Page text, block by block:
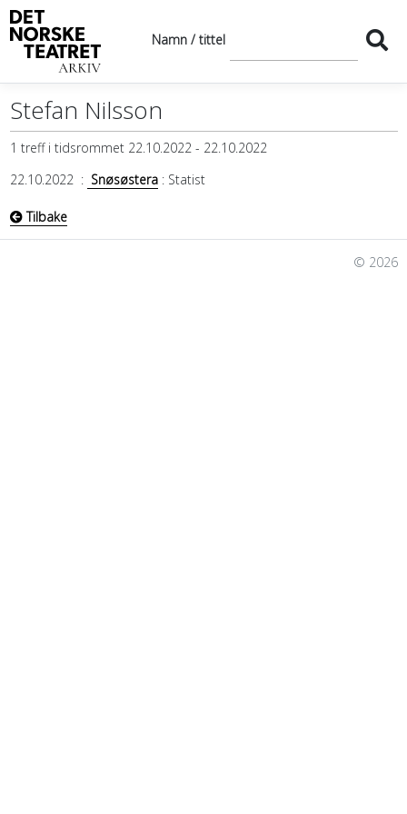
Namn / tittel
Stefan Nilsson
1 treff i tidsrommet 22.10.2022 - 22.10.2022
22.10.2022: Snøsøstera: Statist
Tilbake
© 2026